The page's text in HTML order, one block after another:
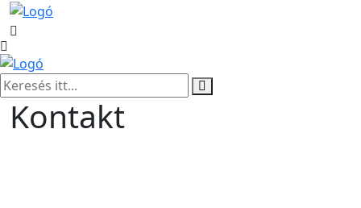
Kontakt